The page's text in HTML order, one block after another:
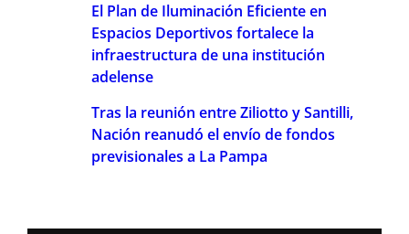
El Plan de Iluminación Eficiente en
Espacios Deportivos fortalece la
infraestructura de una institución
adelense
Tras la reunión entre Ziliotto y Santilli,
Nación reanudó el envío de fondos
previsionales a La Pampa